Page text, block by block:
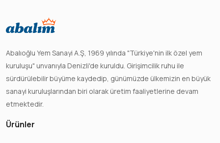
Abalıoğlu Yem Sanayi A.Ş, 1969 yılında "Türkiye'nin ilk özel yem
kuruluşu" unvanıyla Denizli'de kuruldu. Girişimcilik ruhu ile
sürdürülebilir büyüme kaydedip, günümüzde ülkemizin en büyük
sanayi kuruluşlarından biri olarak üretim faaliyetlerine devam
etmektedir.
Ürünler